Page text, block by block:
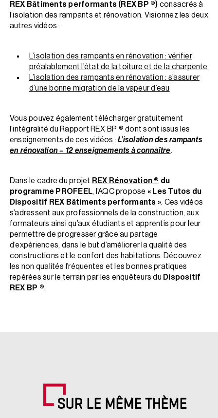
REX Bâtiments performants (REX BP ®) consacrés à
l’isolation des rampants et rénovation. Visionnez les deux
autres vidéos :
L’isolation des rampants en rénovation : vérifier
préalablement l’état de la toiture et de la charpente
L’isolation des rampants en rénovation : s’assurer
d’une bonne migration de la vapeur d’eau
Vous pouvez également télécharger gratuitement
l’intégralité du Rapport REX BP ® dont sont issus les
enseignements de ces vidéos :L’isolation des rampants
en rénovation – 12 enseignements à connaître.
Dans le cadre du projet REX Rénovation ® du
programme PROFEEL, l’AQC propose « Les Tutos du
Dispositif REX Bâtiments performants ». Ces vidéos
s’adressent aux professionnels de la construction, aux
formateurs ainsi qu’aux étudiants et apprentis pour leur
permettre de progresser grâce au partage
d’expériences, dans le but d’améliorer la qualité des
constructions et le confort des habitations. Découvrez
les non qualités fréquentes et les bonnes pratiques
repérées sur le terrain par les enquêteurs du Dispositif
REX BP ®.
SUR LE MÊME THÈME